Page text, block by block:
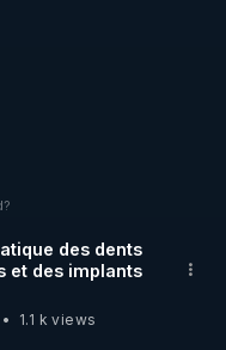
des dents
et des implants
1.1 k views